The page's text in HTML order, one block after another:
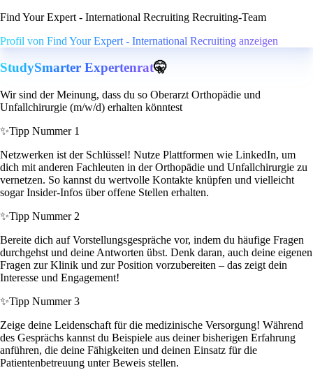
Find Your Expert - International Recruiting Recruiting-Team
Profil von Find Your Expert - International Recruiting anzeigen
StudySmarter Expertenrat🤫
Wir sind der Meinung, dass du so Oberarzt Orthopädie und
Unfallchirurgie (m/w/d) erhalten könntest
✨Tipp Nummer 1
Netzwerken ist der Schlüssel! Nutze Plattformen wie LinkedIn, um
dich mit anderen Fachleuten in der Orthopädie und Unfallchirurgie zu
vernetzen. So kannst du wertvolle Kontakte knüpfen und vielleicht
sogar Insider-Infos über offene Stellen erhalten.
✨Tipp Nummer 2
Bereite dich auf Vorstellungsgespräche vor, indem du häufige Fragen
durchgehst und deine Antworten übst. Denk daran, auch deine eigenen
Fragen zur Klinik und zur Position vorzubereiten – das zeigt dein
Interesse und Engagement!
✨Tipp Nummer 3
Zeige deine Leidenschaft für die medizinische Versorgung! Während
des Gesprächs kannst du Beispiele aus deiner bisherigen Erfahrung
anführen, die deine Fähigkeiten und deinen Einsatz für die
Patientenbetreuung unter Beweis stellen.